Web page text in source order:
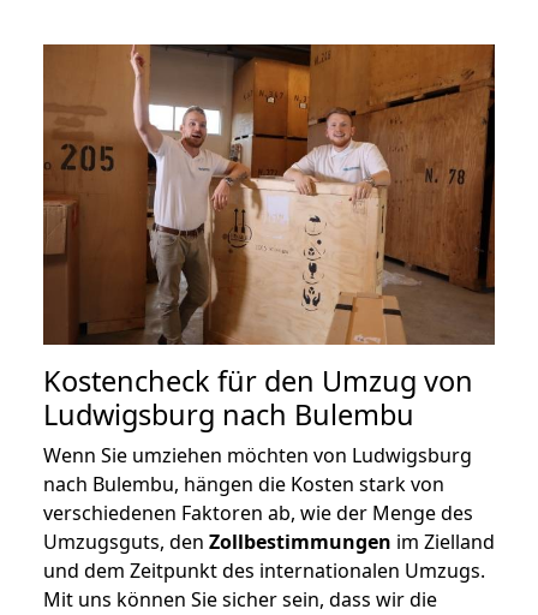
Kostencheck für den Umzug von
Ludwigsburg nach Bulembu
Wenn Sie umziehen möchten von Ludwigsburg
nach Bulembu, hängen die Kosten stark von
verschiedenen Faktoren ab, wie der Menge des
Umzugsguts, den Zollbestimmungen im Zielland
und dem Zeitpunkt des internationalen Umzugs.
Mit uns können Sie sicher sein, dass wir die